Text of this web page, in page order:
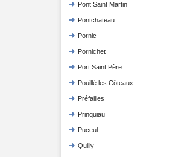
Pont Saint Martin
Pontchateau
Pornic
Pornichet
Port Saint Père
Pouillé les Côteaux
Préfailles
Prinquiau
Puceul
Quilly